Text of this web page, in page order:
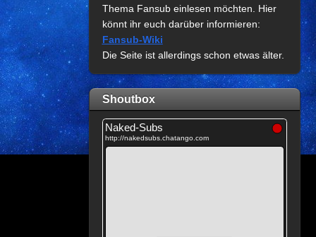
Thema Fansub einlesen möchten. Hier
könnt ihr euch darüber informieren:
Fansub-Wiki
Die Seite ist allerdings schon etwas älter.
Shoutbox